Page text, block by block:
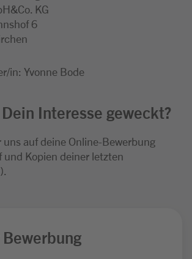
KG
6
in: Yvonne Bode
Interesse geweckt?
uns auf deine Online-Bewerbung
und Kopien deiner letzten
Bewerbung